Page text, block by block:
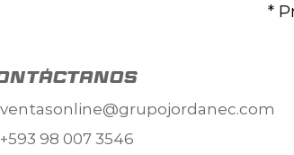
*
ventasonline@grupojordanec.com
+593 98 007 3546